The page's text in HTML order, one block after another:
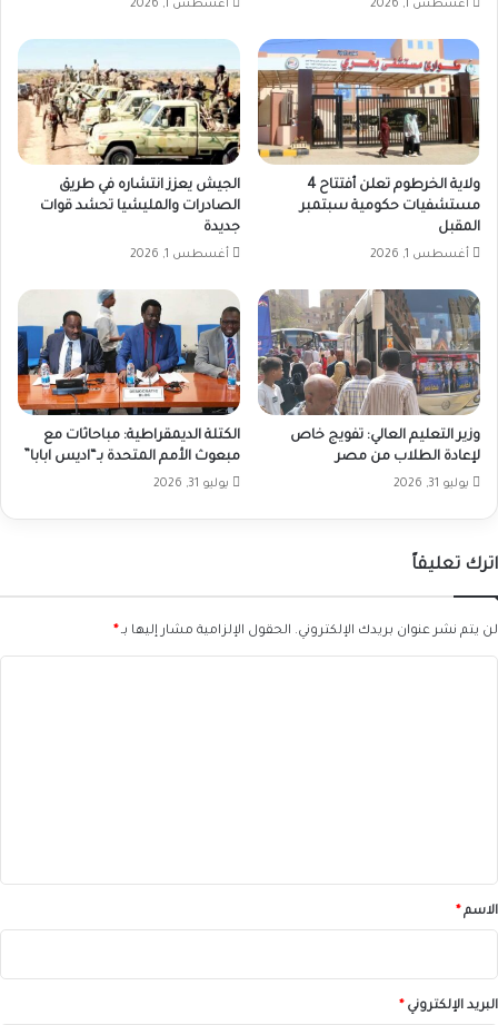
أغسطس 1, 2026 أغسطس 1, 2026
ولاية الخرطوم تعلن أفتتاح 4
مستشفيات حكومية سبتمبر
المقبل
أغسطس 1, 2026
الجيش يعزز انتشاره في طريق
الصادرات والمليشيا تحشد قوات
جديدة
أغسطس 1, 2026
وزير التعليم العالي: تفويج خاص
لإعادة الطلاب من مصر
يوليو 31, 2026
الكتلة الديمقراطية: مباحاثات مع
مبعوث الأمم المتحدة بـ“اديس ابابا”
يوليو 31, 2026
اترك تعليقاً
لن يتم نشر عنوان بريدك الإلكتروني. الحقول الإلزامية مشار إليها بـ*
*الاسم*
البريد الإلكتروني*